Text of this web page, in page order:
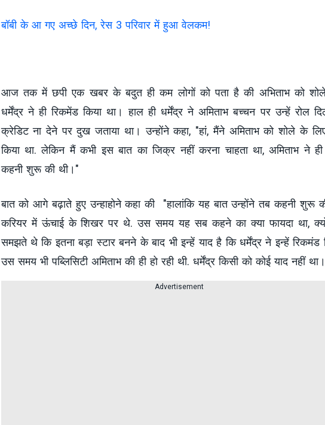
बॉबी के आ गए अच्छे दिन, रेस 3 परिवार में हुआ वेलकम!
आज तक में छपी एक खबर के बदुत ही कम लोगों को पता है की अभिताभ को
धर्मेंद्र ने ही रिकमेंड किया था। हाल ही धर्मेंद्र ने अमिताभ बच्चन पर उन्हें रोल
क्रेडिट ना देने पर दुख जताया था। उन्होंने कहा, "हां, मैंने अमिताभ को शोले के
किया था. लेकिन मैं कभी इस बात का जिक्र नहीं करना चाहता था, अमिताभ ने
कहनी शुरू की थी।"
बात को आगे बढ़ाते हुए उन्हाहोने कहा की "हालांकि यह बात उन्होंने तब कहनी शुरू
करियर में ऊंचाई के शिखर पर थे. उस समय यह सब कहने का क्या फायदा था,
समझते थे कि इतना बड़ा स्टार बनने के बाद भी इन्हें याद है कि धर्मेंद्र ने इन्हें रिकमंड
उस समय भी पब्लिसिटी अमिताभ की ही हो रही थी. धर्मेंद्र किसी को कोई याद नहीं
Advertisement